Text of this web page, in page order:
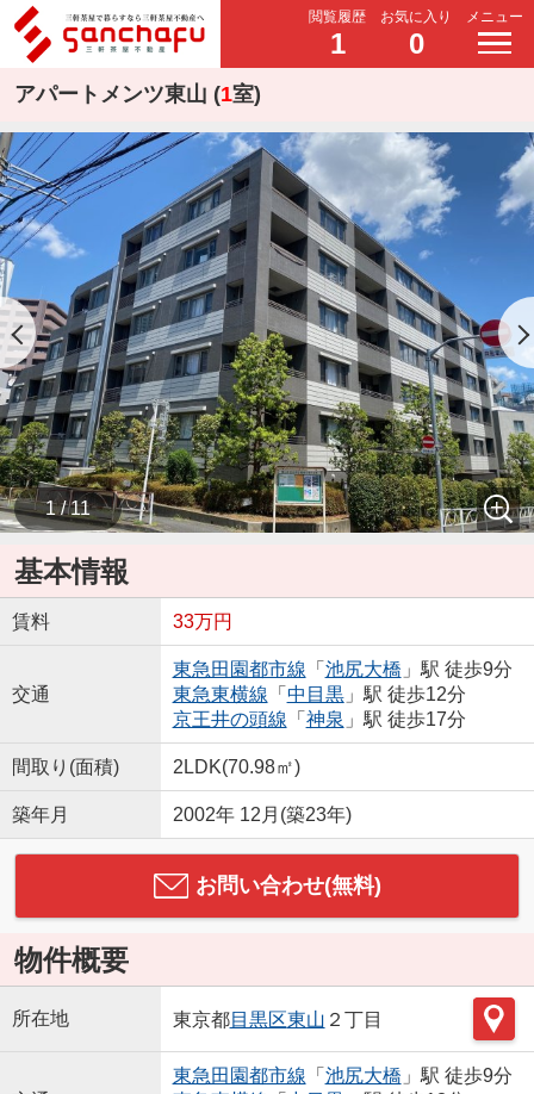
閲覧履歴
1
お気に入り
0
メニュー
アパートメンツ東山 (1室)
1 / 11
基本情報
賃料 33万円
交通
東急田園都市線 「 池尻大橋 」駅 徒歩9分
東急東横線 「 中目黒」駅 徒歩12分
京王井の頭線 「 神泉 」駅 徒歩17分
間取り(面積) 2LDK(70.98㎡)
築年月 2002年 12月(築23年)
お問い合わせ(無料)
物件概要
所在地 東京都目黒区東山 ２丁目
東急田園都市線 「 池尻大橋 」駅 徒歩9分